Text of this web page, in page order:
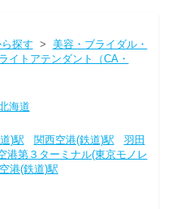
探す > 美容・ブライダル・
イトアテンダント（CA・
海道
)駅 関西空港(鉄道)駅
羽田
港第３ターミナル(東京モノレ
港(鉄道)駅